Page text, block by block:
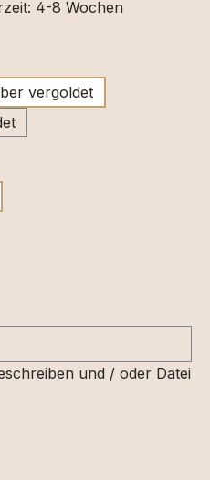
4-8 Wochen
vergoldet
und / oder Datei